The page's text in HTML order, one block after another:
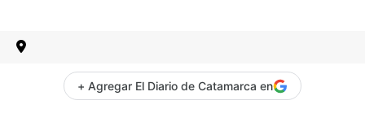
+ Agregar El Diario de Catamarca en